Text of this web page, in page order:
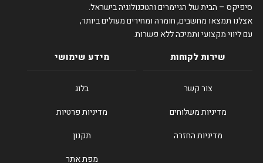
סיפיקס – הבית של הגיימרים והטכנולוגיה בישראל.
אצלנו תמצאו מחשבים, חומרה ומחירים מעולים ביותר,
עם ליווי מקצועי ותמיכה ללא פשרות.
שירות לקוחות
צור קשר
מדיניות משלוחים
מדיניות החזרה
מידע שימושי
בלוג
מדיניות פרטיות
תקנון
מפת אתר